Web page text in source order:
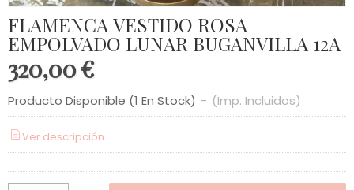
FLAMENCA VESTIDO ROSA
EMPOLVADO LUNAR BUGANVILLA 12A
320,00 €
Producto Disponible (1 En Stock) - (Imp. Incluidos)
Ver descripción